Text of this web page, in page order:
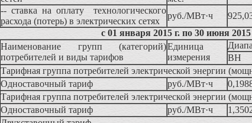
-- ставка на оплату технологического
расхода (потерь) в электрических сетях
руб./МВт·ч
с 01 января 2015 г. по 30 июня
Наименование групп (категорий)
потребителей и виды тарифов
Единица
измерения
ВН
Тарифная группа потребителей электрической энергии
Одноставочный тариф руб./МВт·ч
Тарифная группа потребителей электрической энергии
Одноставочный тариф руб./МВт·ч